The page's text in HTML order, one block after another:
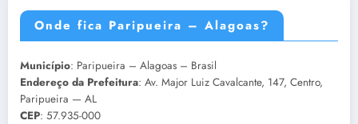
Onde fica Paripueira – Alagoas?
Município: Paripueira – Alagoas – Brasil
Endereço da Prefeitura: Av. Major Luiz Cavalcante, 147, Centro,
Paripueira — AL
CEP: 57.935-000